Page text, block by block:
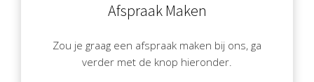
Afspraak Maken
Zou je graag een afspraak maken bij ons, ga
verder met de knop hieronder.